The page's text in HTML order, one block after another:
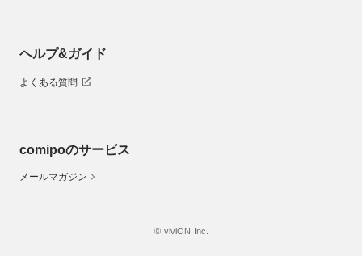
ヘルプ&ガイド
よくある質問
comipoのサービス
メールマガジン
© viviON Inc.